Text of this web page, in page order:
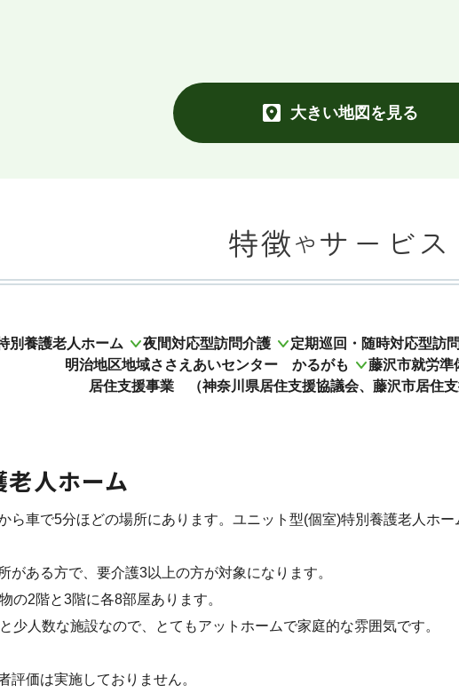
大きい地図を見る
特徴や サービス
別養護老人ホーム 夜間対応型訪問介護 定期巡回・随時対応型訪
明治地区地域ささえあいセンター かるがも
藤沢市就労
居住支援事業 （神奈川県居住支援協議会、藤沢市居住支
人ホーム
ら車で5分ほどの場所にあります。ユニット型(個室)特別養護老人ホー
がある方で、要介護3以上の方が対象になります。
の2階と3階に各8部屋あります。
少人数な施設なので、とてもアットホームで家庭的な雰囲気です。
評価は実施しておりません。